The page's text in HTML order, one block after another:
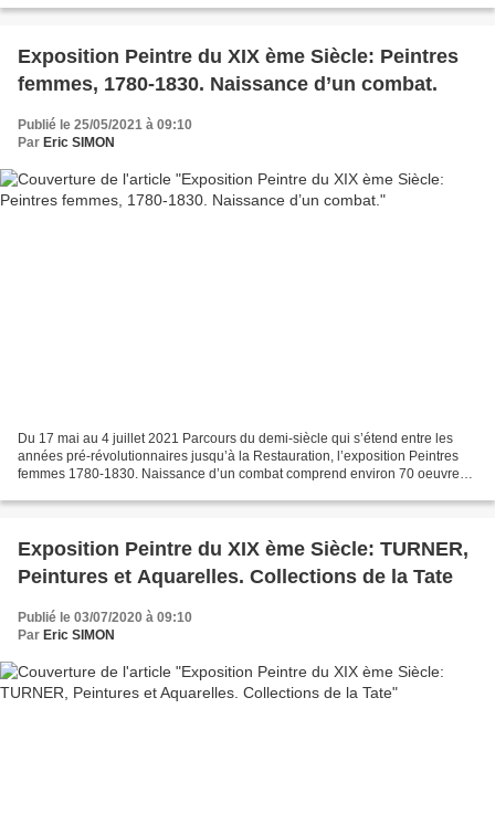
Exposition Peintre du XIX ème Siècle: Peintres
femmes, 1780-1830. Naissance d’un combat.
Publié le 25/05/2021 à 09:10
Par Eric SIMON
Du 17 mai au 4 juillet 2021 Parcours du demi-siècle qui s’étend entre les
années pré-révolutionnaires jusqu’à la Restauration, l’exposition Peintres
femmes 1780-1830. Naissance d’un combat comprend environ 70 oeuvres
Exposition Peintre du XIX ème Siècle: TURNER,
Peintures et Aquarelles. Collections de la Tate
Publié le 03/07/2020 à 09:10
Par Eric SIMON